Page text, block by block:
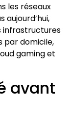
les réseaux
aujourd’hui,
infrastructures
par domicile,
gaming et
avant